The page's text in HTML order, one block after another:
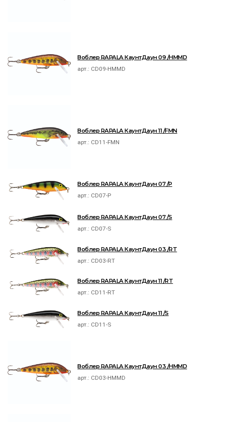
Воблер RAPALA КаунтДаун 09 /HMMD
арт.: CD09-HMMD
Воблер RAPALA КаунтДаун 11 /FMN
арт.: CD11-FMN
Воблер RAPALA КаунтДаун 07 /P
арт.: CD07-P
Воблер RAPALA КаунтДаун 07 /S
арт.: CD07-S
Воблер RAPALA КаунтДаун 03 /RT
арт.: CD03-RT
Воблер RAPALA КаунтДаун 11 /RT
арт.: CD11-RT
Воблер RAPALA КаунтДаун 11 /S
арт.: CD11-S
Воблер RAPALA КаунтДаун 03 /HMMD
арт.: CD03-HMMD